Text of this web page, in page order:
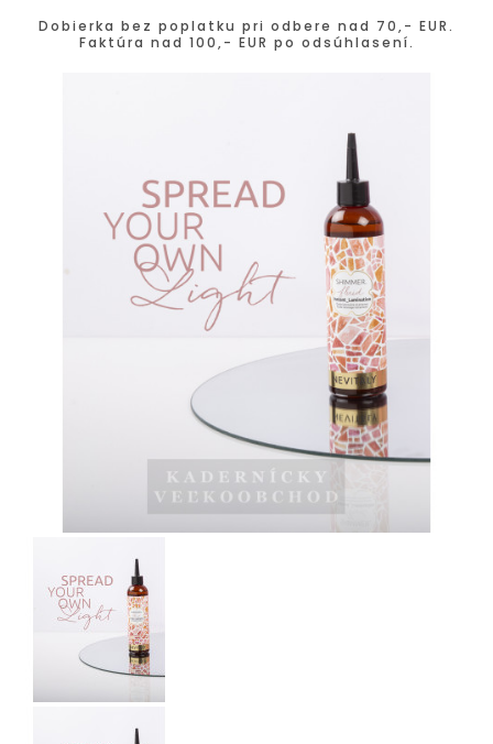
Dobierka bez poplatku pri odbere nad 70,- EUR.
Faktúra nad 100,- EUR po odsúhlasení.